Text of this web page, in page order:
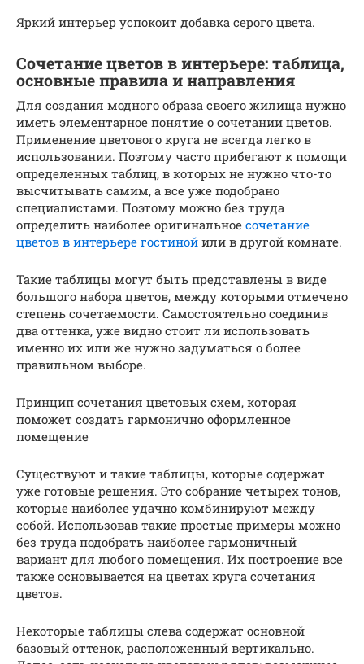
Яркий интерьер успокоит добавка серого цвета.
Сочетание цветов в интерьере: таблица,
основные правила и направления
Для создания модного образа своего жилища нужно
иметь элементарное понятие о сочетании цветов.
Применение цветового круга не всегда легко в
использовании. Поэтому часто прибегают к помощи
определенных таблиц, в которых не нужно что-то
высчитывать самим, а все уже подобрано
специалистами. Поэтому можно без труда
определить наиболее оригинальное сочетание
цветов в интерьере гостиной или в другой комнате.
Такие таблицы могут быть представлены в виде
большого набора цветов, между которыми отмечено
степень сочетаемости. Самостоятельно соединив
два оттенка, уже видно стоит ли использовать
именно их или же нужно задуматься о более
правильном выборе.
Принцип сочетания цветовых схем, которая
поможет создать гармонично оформленное
помещение
Существуют и такие таблицы, которые содержат
уже готовые решения. Это собрание четырех тонов,
которые наиболее удачно комбинируют между
собой. Использовав такие простые примеры можно
без труда подобрать наиболее гармоничный
вариант для любого помещения. Их построение все
также основывается на цветах круга сочетания
цветов.
Некоторые таблицы слева содержат основной
базовый оттенок, расположенный вертикально.